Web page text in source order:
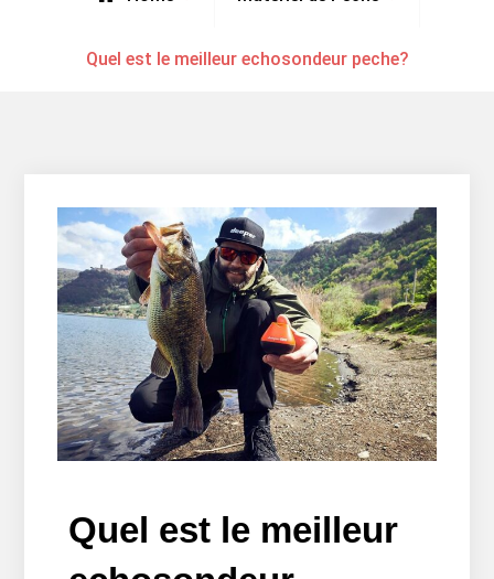
Quel est le meilleur echosondeur peche?
Quel est le meilleur